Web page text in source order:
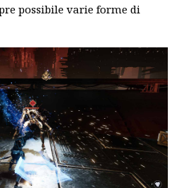
possibile varie forme di